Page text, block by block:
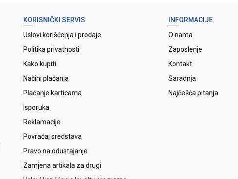
KORISNIČKI SERVIS
Uslovi korišćenja i prodaje
Politika privatnosti
Kako kupiti
Načini plaćanja
Plaćanje karticama
Isporuka
Reklamacije
Povraćaj sredstava
Pravo na odustajanje
Zamjena artikala za drugi
INFORMACIJE
O nama
Zaposlenje
Kontakt
Saradnja
Najčešća pitanja